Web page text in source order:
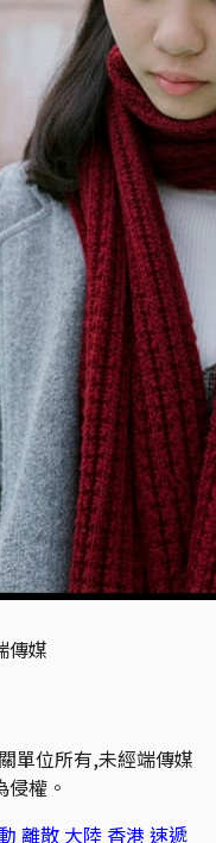
傳媒
單位所有,未經端傳媒
權。
離散 大陸 香港 速遞